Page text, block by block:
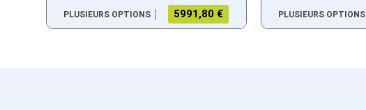
PLUSIEURS OPTIONS 5991,80 € PLUSIEURS OPTIONS